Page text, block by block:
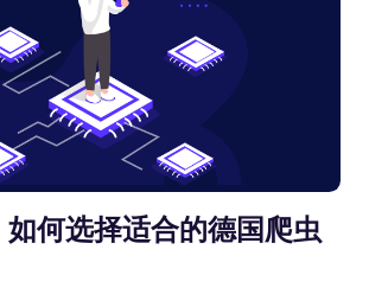
何选择适合的德国爬虫